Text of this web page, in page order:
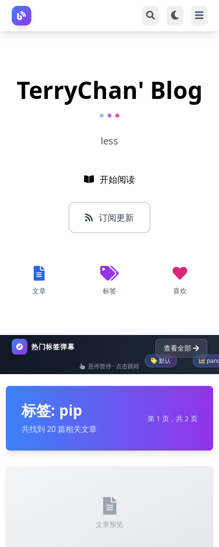
TerryChan' Blog
less
开始阅读
订阅更新
文章 标签 喜欢
热门标签弹幕 查看全部
pandas
nginx dictionary python-programming
悬停暂停 · 点击跳转
标签: pip
共找到 20 篇相关文章
第 1 页，共 2 页
文章预览